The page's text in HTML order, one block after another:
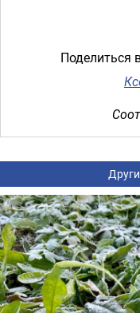
Поделиться